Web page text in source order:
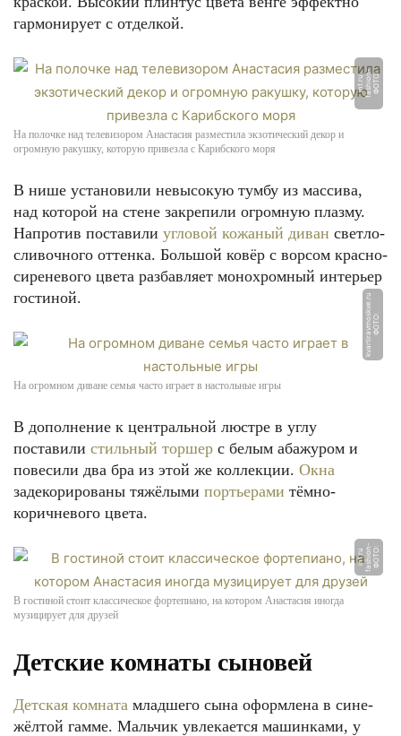
гармонирует с отделкой.
Ф
О
Т
О:
f
a
s
hi
o
n
-i
n
t.
r
u
На полочке над телевизором Анастасия разместила экзотический декор и
огромную ракушку, которую привезла с Карибского моря
В нише установили невысокую тумбу из массива,
над которой на стене закрепили огромную плазму.
Напротив поставили угловой кожаный диван светло-
сливочного оттенка. Большой ковёр с ворсом красно-
сиреневого цвета разбавляет монохромный интерьер
гостиной.
Ф
О
Т
О:
k
v
a
r
ti
r
a
v
m
o
s
k
v
e.
r
u
На огромном диване семья часто играет в настольные игры
В дополнение к центральной люстре в углу
поставили стильный торшер с белым абажуром и
повесили два бра из этой же коллекции. Окна
задекорированы тяжёлыми портьерами тёмно-
коричневого цвета.
Ф
О
Т
О:
f
a
s
hi
o
n
-i
n
t.
r
u
В гостиной стоит классическое фортепиано, на котором Анастасия иногда
музицирует для друзей
Детские комнаты сыновей
Детская комната младшего сына оформлена в сине-
жёлтой гамме. Мальчик увлекается машинками, у